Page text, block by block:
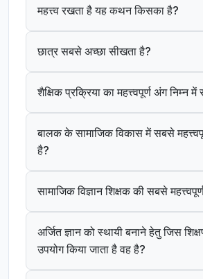
महत्त्व रखता है यह कथन किसका है?
छात्र सबसे अच्छा सीखता है?
शैक्षिक प्रक्रिया का महत्त्वपूर्ण अंग निम्न
बालक के सामाजिक विकास में सबसे
है?
सामाजिक विज्ञान शिक्षक की सबसे
अर्जित ज्ञान को स्थायी बनाने हेतु जिस
उपयोग किया जाता है वह है?